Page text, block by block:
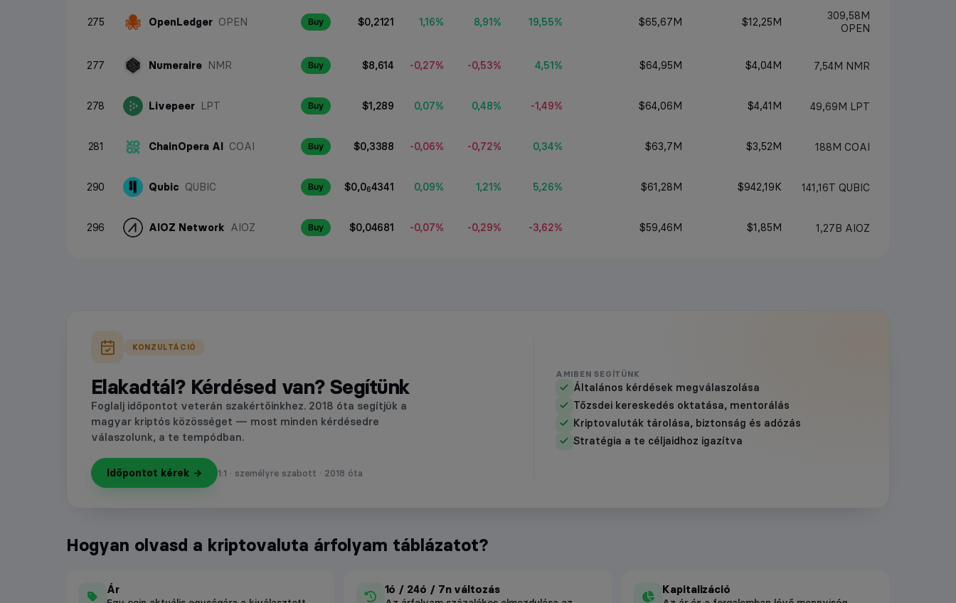
275 OpenLedger OPEN Buy $0,2121 1,16% 8,91% 19,55% $65,67M $12,25M
309,58M
OPEN
277 Numeraire NMR Buy $8,614 -0,27% -0,53% 4,51% $64,95M $4,04M 7,54M NMR
278 Livepeer LPT Buy $1,289 0,07% 0,48% -1,49% $64,06M $4,41M 49,69M LPT
281 ChainOpera AI COAI Buy $0,3388 -0,06% -0,72% 0,34% $63,7M $3,52M 188M COAI
290 Qubic QUBIC Buy $0,064341 0,09% 1,21% 5,26% $61,28M $942,19K 141,16T QUBIC
296 AIOZ Network AIOZ Buy $0,04681 -0,07% -0,29% -3,62% $59,46M $1,85M 1,27B AIOZ
KONZULTÁCIÓ
Elakadtál? Kérdésed van? Segítünk
Foglalj időpontot veterán szakértőinkhez. 2018 óta segítjük a
magyar kriptós közösséget — most minden kérdésedre
válaszolunk, a te tempódban.
AMIBEN SEGÍTÜNK
Általános kérdések megválaszolása
Tőzsdei kereskedés oktatása, mentorálás
Kriptovaluták tárolása, biztonság és adózás
Stratégia a te céljaidhoz igazítva
Időpontot kérek → 1:1 · személyre szabott · 2018 óta
Hogyan olvasd a kriptovaluta árfolyam táblázatot?
Ár 1ó / 24ó / 7n változás Kapitalizáció